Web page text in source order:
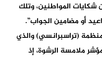
شكايات المواطنين، وتلك
أو مضامين الجواب”.
(تراسبرانسي) والذي
ملامسة الرشوة، إذ